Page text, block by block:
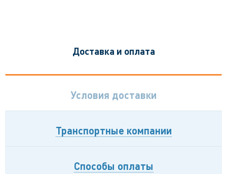
Доставка и оплата
Условия доставки
Транспортные компании
Способы оплаты